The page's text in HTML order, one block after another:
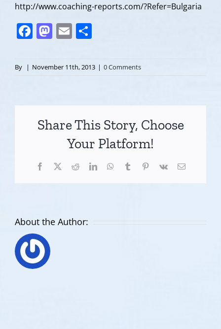
http://www.coaching-reports.com/?Refer=Bulgaria
Facebook
Mastodon
Email
By | November 11th, 2013 | 0 Comments
Share This Story, Choose
Your Platform!
Facebook
X RedditLinkedInWhatsApp
TumblrPinterest
Vk Email
About the Author: